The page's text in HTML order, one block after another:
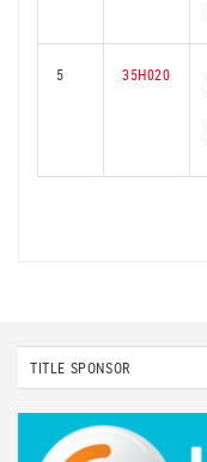
5 35H020
TITLE SPONSOR